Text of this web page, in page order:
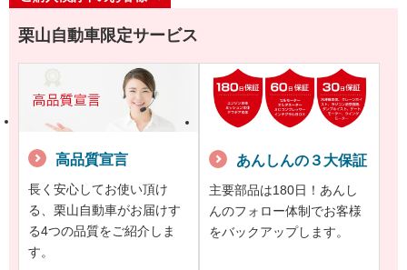
栗山自動車限定サービス
高品質宣言
長く安心してお使い頂け
る、栗山自動車がお届けす
る4つの品質をご紹介しま
す。
あんしんの３大保証
主要部品は180日！あんし
んのフォロー体制でお客様
をバックアップします。